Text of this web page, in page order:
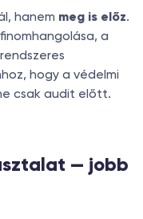
hanem meg is előz.
a
hogy a védelmi
csak audit előtt.
— jobb